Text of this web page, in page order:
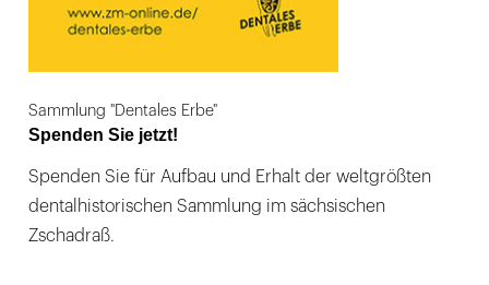
Sammlung "Dentales Erbe"
Spenden Sie jetzt!
Spenden Sie für Aufbau und Erhalt der weltgrößten
dentalhistorischen Sammlung im sächsischen
Zschadraß.